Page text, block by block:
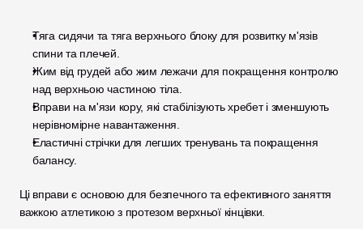
Тяга сидячи та тяга верхнього блоку для розвитку м'язів
спини та плечей.
Жим від грудей або жим лежачи для покращення контролю
над верхньою частиною тіла.
Вправи на м'язи кору, які стабілізують хребет і зменшують
нерівномірне навантаження.
Еластичні стрічки для легших тренувань та покращення
балансу.
Ці вправи є основою для безпечного та ефективного заняття
важкою атлетикою з протезом верхньої кінцівки.